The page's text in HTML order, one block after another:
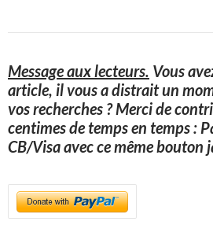
Message aux lecteurs. Vous
article, il vous a distrait un
vos recherches ? Merci de
centimes de temps en temps :
CB/Visa avec ce même bouton